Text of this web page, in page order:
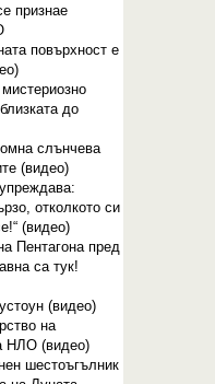
признае
повърхност е
до
слънчева
(видео)
отколкото си
(видео)
Пентагона пред
са тук!
(видео)
на
НЛО (видео)
шестоъгълник